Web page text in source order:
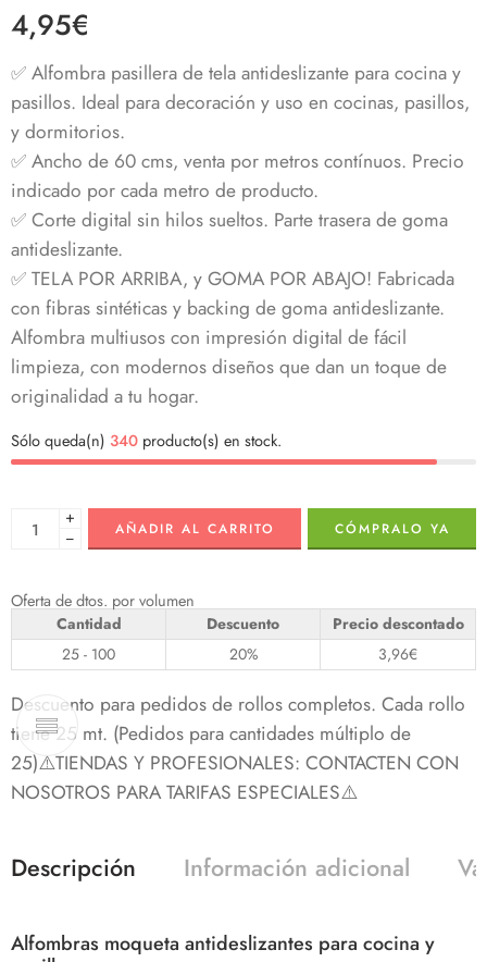
5.00 de 5 en
base a
un cliente
4,95€
✅ Alfombra pasillera de tela antideslizante para cocina y
pasillos. Ideal para decoración y uso en cocinas, pasillos,
y dormitorios.
✅ Ancho de 60 cms, venta por metros contínuos. Precio
indicado por cada metro de producto.
✅ Corte digital sin hilos sueltos. Parte trasera de goma
antideslizante.
✅ TELA POR ARRIBA, y GOMA POR ABAJO! Fabricada
con fibras sintéticas y backing de goma antideslizante.
Alfombra multiusos con impresión digital de fácil
limpieza, con modernos diseños que dan un toque de
originalidad a tu hogar.
Sólo queda(n) 340 producto(s) en stock.
+
−
AÑADIR AL CARRITO CÓMPRALO YA
Oferta de dtos. por volumen
Cantidad Descuento
Precio descontado
25 - 100
20% 3,96€
Descuento para pedidos de rollos completos. Cada rollo
tiene 25 mt. (Pedidos para cantidades múltiplo de
25)⚠️TIENDAS Y PROFESIONALES: CONTACTEN CON
NOSOTROS PARA TARIFAS ESPECIALES⚠️
Descripción Información adicional
Alfombras moqueta antideslizantes para cocina y